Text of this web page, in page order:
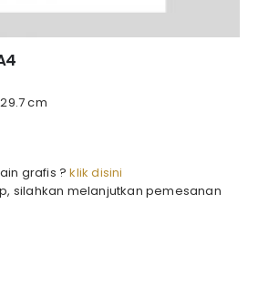
cm
grafis ?klik disini
silahkan melanjutkan pemesanan